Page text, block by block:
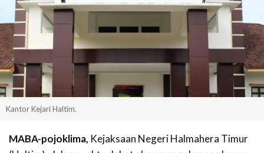
Kantor Kejari Haltim.
MABA-pojoklima, Kejaksaan Negeri Halmahera Timur